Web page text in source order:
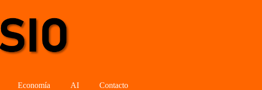
Economía AI Contacto